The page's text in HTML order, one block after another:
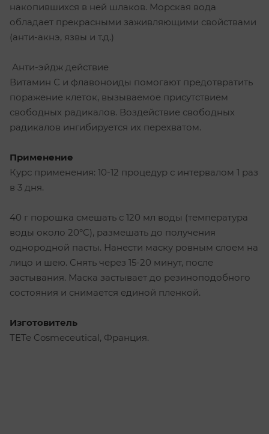
накопившихся в ней шлаков. Морская вода
обладает прекрасными заживляющими свойствами
(анти-акнэ, язвы и т.д.)
Анти-эйдж действие
Витамин С и флавоноиды помогают предотвратить
поражение клеток, вызываемое присутствием
свободных радикалов. Воздействие свободных
радикалов ингибируется их перехватом.
Применение
Курс применения: 10-12 процедур с интервалом 1 раз
в 3 дня.
40 г порошка смешать с 120 мл воды (температура
воды около 20°С), размешать до получения
однородной пасты. Нанести маску ровным слоем на
лицо и шею. Снять через 15-20 минут, после
застывания. Маска застывает до резиноподобного
состояния и снимается единой пленкой.
Изготовитель
TETe Cosmeceutical, Франция.